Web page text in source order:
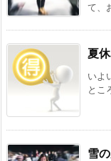
て、
夏
いよ
とこ
雪